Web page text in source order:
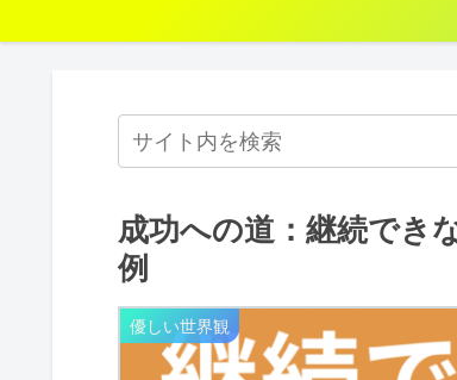
成功への道：継続でき
例
優しい世界観